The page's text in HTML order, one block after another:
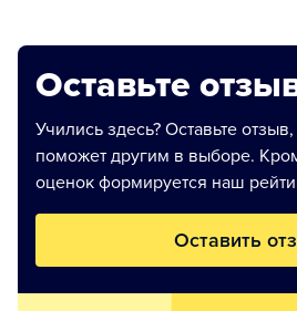
Оставьте
Учились здесь? Оставьте
поможет другим в выборе.
оценок формируется наш
Оставить